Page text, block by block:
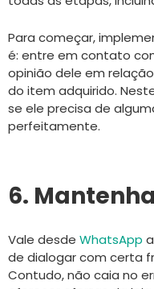
Para começar,
é: entre em contato
opinião dele em
do item adquirido.
se ele precisa de
perfeitamente.
6.
Vale desde WhatsApp
de dialogar com certa
Contudo, não caia no